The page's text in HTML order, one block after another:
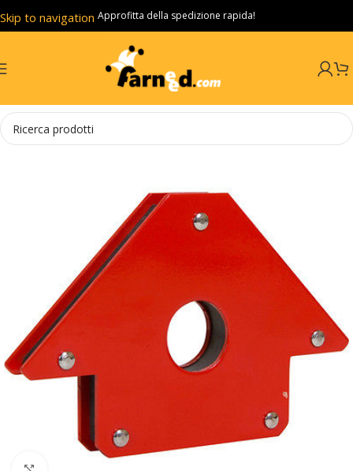
Skip to navigation
Skip to main content
Approfitta della spedizione rapida!